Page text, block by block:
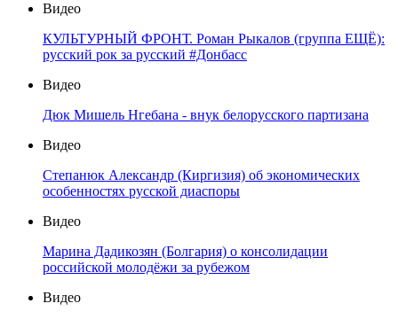
Видео
КУЛЬТУРНЫЙ ФРОНТ. Роман Рыкалов (группа ЕЩЁ):
русский рок за русский #Донбасс
Видео
Дюк Мишель Нгебана - внук белорусского партизана
Видео
Степанюк Александр (Киргизия) об экономических
особенностях русской диаспоры
Видео
Марина Дадикозян (Болгария) о консолидации
российской молодёжи за рубежом
Видео